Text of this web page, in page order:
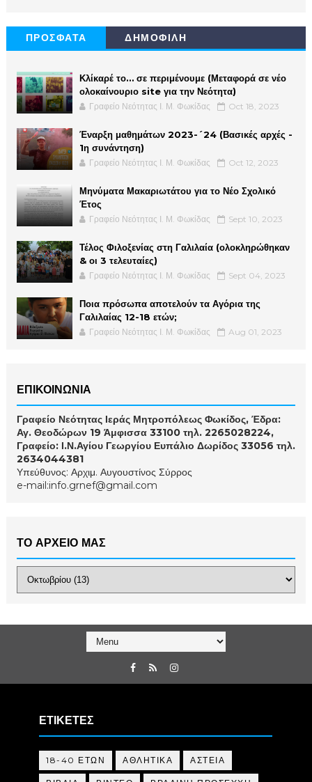
ΠΡΟΣΦΑΤΑ ΔΗΜΟΦΙΛΗ
Κλίκαρέ το… σε περιμένουμε (Μεταφορά σε νέο
ολοκαίνουριο site για την Νεότητα)
Γραφείο Νεότητας Ι. Μ. Φωκίδας Oct 18, 2023
Έναρξη μαθημάτων 2023-´24 (Βασικές αρχές -
1η συνάντηση)
Γραφείο Νεότητας Ι. Μ. Φωκίδας Oct 12, 2023
Μηνύματα Μακαριωτάτου για το Νέο Σχολικό
Έτος
Γραφείο Νεότητας Ι. Μ. Φωκίδας Sept 10, 2023
Τέλος Φιλοξενίας στη Γαλιλαία (ολοκληρώθηκαν
& οι 3 τελευταίες)
Γραφείο Νεότητας Ι. Μ. Φωκίδας Sept 04, 2023
Ποια πρόσωπα αποτελούν τα Αγόρια της
Γαλιλαίας 12-18 ετών;
Γραφείο Νεότητας Ι. Μ. Φωκίδας Aug 01, 2023
ΕΠΙΚΟΙΝΩΝΙΑ
Γραφείο Νεότητας Ιεράς Μητροπόλεως Φωκίδος, Έδρα:
Αγ. Θεοδώρων 19 Άμφισσα 33100 τηλ. 2265028224,
Γραφείο: Ι.Ν.Αγίου Γεωργίου Ευπάλιο Δωρίδος 33056 τηλ.
2634044381
Υπεύθυνος: Αρχιμ. Αυγουστίνος Σύρρος
e-mail:info.grnef@gmail.com
ΤΟ ΑΡΧΕΙΟ ΜΑΣ
ΕΤΙΚΕΤΕΣ
18-40 ΕΤΩΝ ΑΘΛΗΤΙΚΑ ΑΣΤΕΙΑ